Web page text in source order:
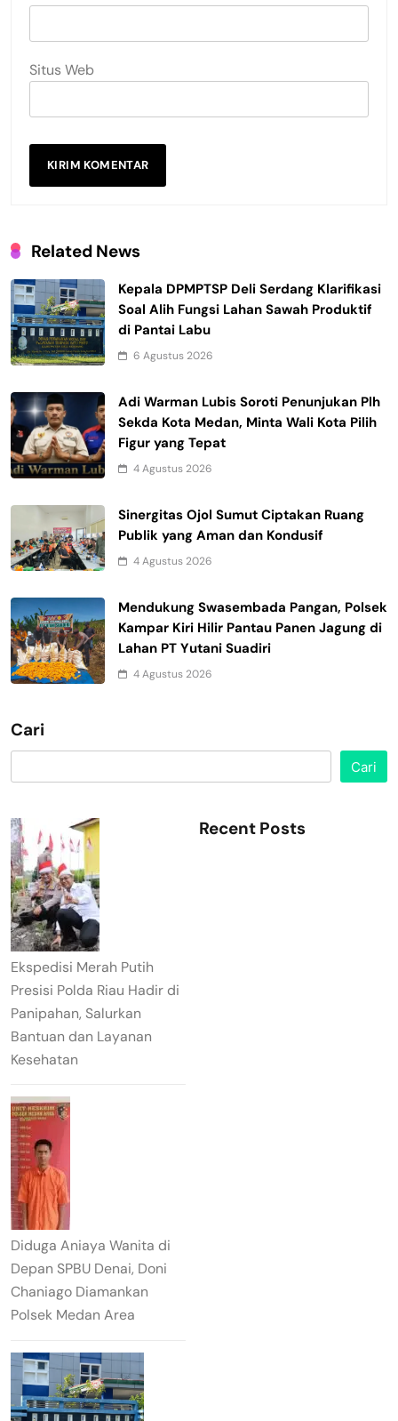
Situs Web
Related News
Kepala DPMPTSP Deli Serdang Klarifikasi
Soal Alih Fungsi Lahan Sawah Produktif
di Pantai Labu
6 Agustus 2026
Adi Warman Lubis Soroti Penunjukan Plh
Sekda Kota Medan, Minta Wali Kota Pilih
Figur yang Tepat
4 Agustus 2026
Sinergitas Ojol Sumut Ciptakan Ruang
Publik yang Aman dan Kondusif
4 Agustus 2026
Mendukung Swasembada Pangan, Polsek
Kampar Kiri Hilir Pantau Panen Jagung di
Lahan PT Yutani Suadiri
4 Agustus 2026
Cari
Cari
Ekspedisi Merah Putih
Presisi Polda Riau Hadir di
Panipahan, Salurkan
Bantuan dan Layanan
Kesehatan
Diduga Aniaya Wanita di
Depan SPBU Denai, Doni
Chaniago Diamankan
Polsek Medan Area
Recent Posts